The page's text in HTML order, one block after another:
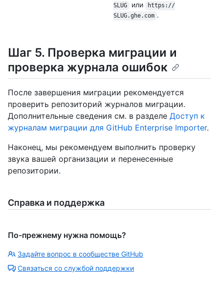
SLUG
или https://
SLUG.ghe.com .
Шаг 5. Проверка миграции и
проверка журнала ошибок
После завершения миграции рекомендуется
проверить репозиторий журналов миграции.
Дополнительные сведения см. в разделе Доступ к
журналам миграции для GitHub Enterprise Importer.
Наконец, мы рекомендуем выполнить проверку
звука вашей организации и перенесенные
репозитории.
Справка и поддержка
По-прежнему нужна помощь?
Задайте вопрос в сообществе GitHub
Связаться со службой поддержки